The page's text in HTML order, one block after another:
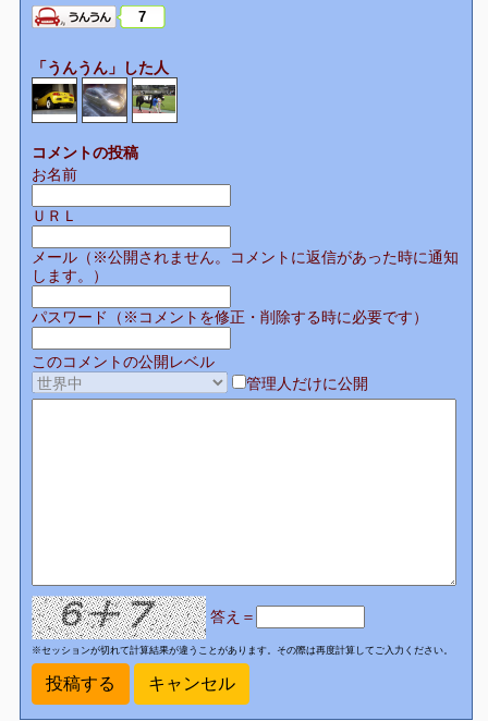
7
「うんうん」した人
コメントの投稿
お名前
ＵＲＬ
メール（※公開されません。コメントに返信があった時に通知
します。）
パスワード（※コメントを修正・削除する時に必要です）
このコメントの公開レベル
管理人だけに公開
答え＝
※セッションが切れて計算結果が違うことがあります。その際は再度計算してご入力ください。